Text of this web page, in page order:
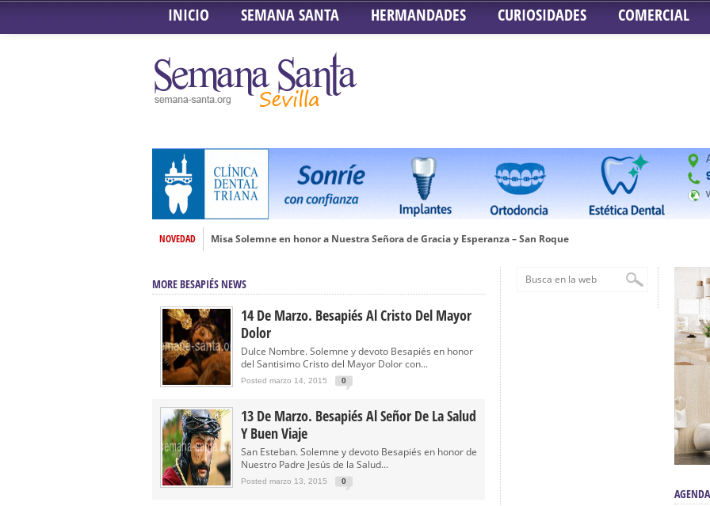
INICIO SEMANA SANTA HERMANDADES CURIOSIDADES COMERCIAL
NOVEDAD
Misa Solemne en honor a Nuestra Señora de Gracia y Esperanza – San Roque
Función de la Anunciación del Señor ante el paso de Nuestra Señora de la Encarnación Coronada –
Besamanos al Señor del Gran Poder de Sevilla
Solemne y devoto Besamanos en honor de María Santísima en su Soledad – San Lorenzo
Función Principal de Instituto a la Virgen del Valle
Besapié y Besamano en la Quinta Angustia
Gitanos: Besamanos del Señor de la Salud
Besamanos del Señor de la Divina Misericordia, Vía Crucis y Traslado – Siete Palabras
Solemne y devoto Besapiés en honor de Nuestro Padre Jesús de la Pasión
MORE BESAPIÉS NEWS
14 De Marzo. Besapiés Al Cristo Del Mayor
Dolor
Dulce Nombre. Solemne y devoto Besapiés en honor
del Santisimo Cristo del Mayor Dolor con...
Posted marzo 14, 2015 0
13 De Marzo. Besapiés Al Señor De La Salud
Y Buen Viaje
San Esteban. Solemne y devoto Besapiés en honor de
Nuestro Padre Jesús de la Salud...
Posted marzo 13, 2015 0